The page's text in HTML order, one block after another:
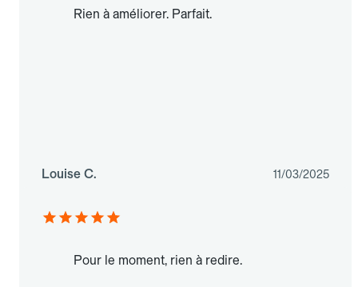
Rien à améliorer. Parfait.
Louise C. 11/03/2025
Pour le moment, rien à redire.